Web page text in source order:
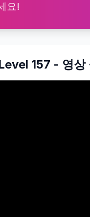
요!
157 - 영상